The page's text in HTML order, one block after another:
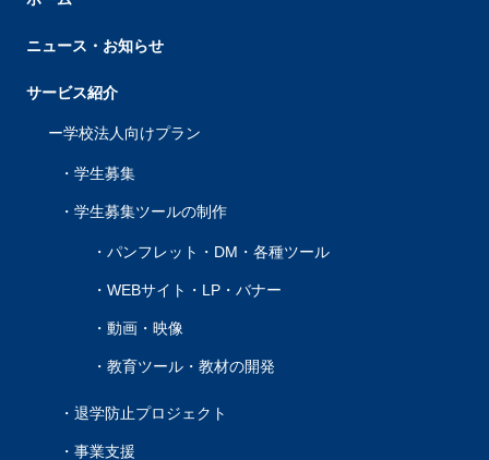
ニュース・お知らせ
サービス紹介
学校法人向けプラン
学生募集
学生募集ツールの制作
パンフレット・DM・各種ツール
WEBサイト・LP・バナー
動画・映像
教育ツール・教材の開発
退学防止プロジェクト
事業支援